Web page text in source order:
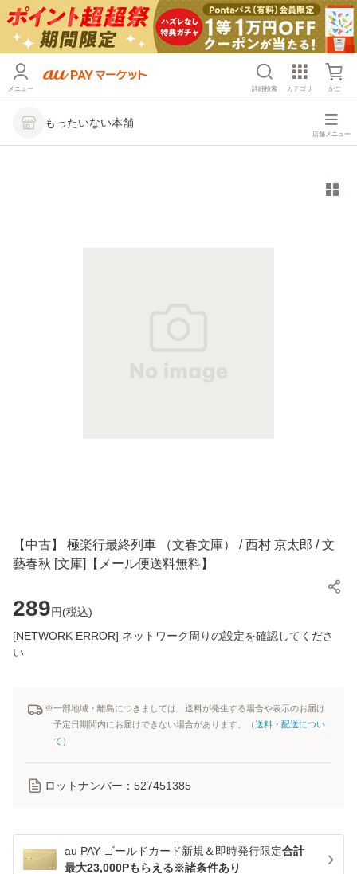
メニュー 詳細検索 カテゴリ かご
もったいない本舗
店舗メニュー
【中古】 極楽行最終列車 （文春文庫） / 西村 京太郎 / 文
藝春秋 [文庫]【メール便送料無料】
289円(税込)
[NETWORK ERROR] ネットワーク周りの設定を確認してくださ
い
※一部地域・離島につきましては、送料が発生する場合や表示のお届け
予定日期間内にお届けできない場合があります。（送料・配送につい
て ）
ロットナンバー： 527451385
au PAY ゴールドカード新規＆即時発行限定合計
最大23,000Pもらえる※諸条件あり